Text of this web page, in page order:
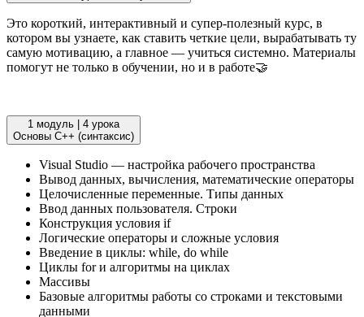
Это короткий, интерактивный и супер-полезный курс, в
котором вы узнаете, как ставить четкие цели, вырабатывать ту
самую мотивацию, а главное — учиться системно. Материалы
помогут не только в обучении, но и в работе🤝
1 модуль
4 урока
Основы C++ (синтаксис)
Visual Studio — настройка рабочего пространства
Вывод данных, вычисления, математические операторы
Целочисленные переменные. Типы данных
Ввод данных пользователя. Строки
Конструкция условия if
Логические операторы и сложные условия
Введение в циклы: while, do while
Циклы for и алгоритмы на циклах
Массивы
Базовые алгоритмы работы со строками и текстовыми
данными